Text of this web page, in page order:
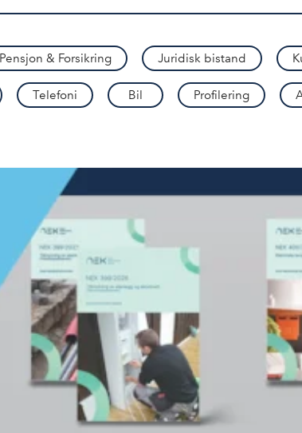
Pensjon & Forsikring Juridisk bistand
Telefoni Bil Profilering